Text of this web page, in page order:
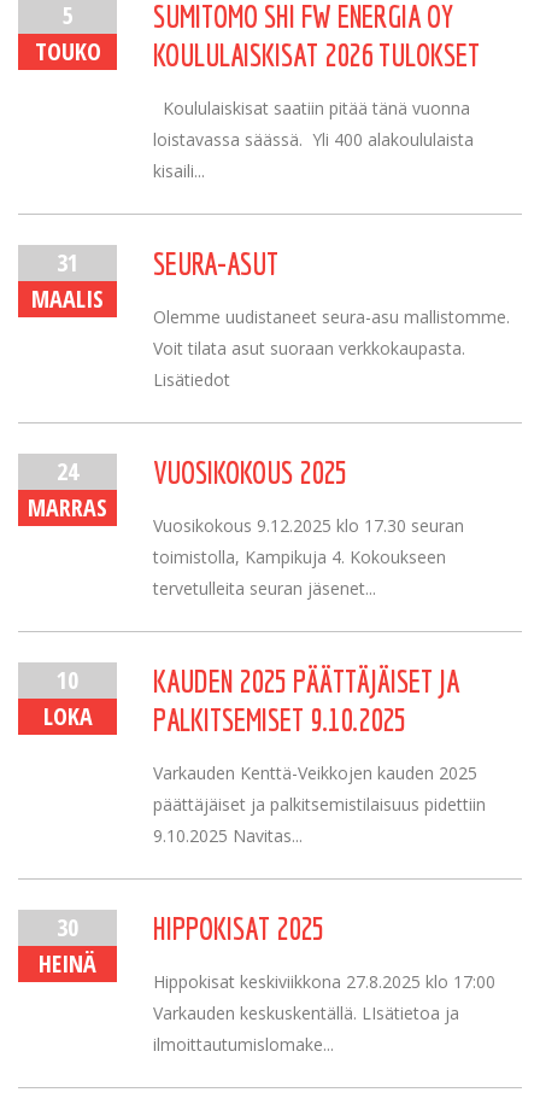
5
TOUKO
SUMITOMO SHI FW ENERGIA OY
KOULULAISKISAT 2026 TULOKSET
Koululaiskisat saatiin pitää tänä vuonna
loistavassa säässä. Yli 400 alakoululaista
kisaili...
31
MAALIS
SEURA-ASUT
Olemme uudistaneet seura-asu mallistomme.
Voit tilata asut suoraan verkkokaupasta.
Lisätiedot
24
MARRAS
VUOSIKOKOUS 2025
Vuosikokous 9.12.2025 klo 17.30 seuran
toimistolla, Kampikuja 4. Kokoukseen
tervetulleita seuran jäsenet...
10
LOKA
KAUDEN 2025 PÄÄTTÄJÄISET JA
PALKITSEMISET 9.10.2025
Varkauden Kenttä-Veikkojen kauden 2025
päättäjäiset ja palkitsemistilaisuus pidettiin
9.10.2025 Navitas...
30
HEINÄ
HIPPOKISAT 2025
Hippokisat keskiviikkona 27.8.2025 klo 17:00
Varkauden keskuskentällä. LIsätietoa ja
ilmoittautumislomake...